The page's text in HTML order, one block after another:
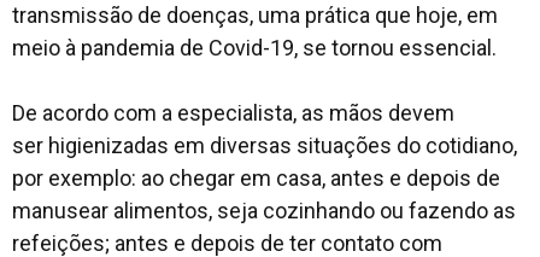
transmissão de doenças, uma prática que hoje, em
meio à pandemia de Covid-19, se tornou essencial.
De acordo com a especialista, as mãos devem
ser higienizadas em diversas situações do cotidiano,
por exemplo: ao chegar em casa, antes e depois de
manusear alimentos, seja cozinhando ou fazendo as
refeições; antes e depois de ter contato com